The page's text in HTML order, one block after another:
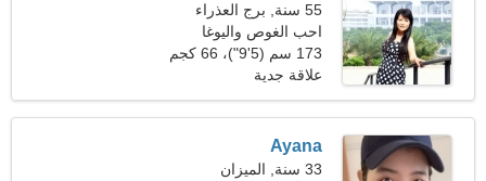
55 سنة, برج العذراء
احب الغوص واليوغا
173 سم (5'9")، 66 كجم
(145 رطلا)
علاقة جدية
Ayana
33 سنة, الميزان